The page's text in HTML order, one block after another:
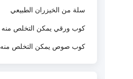
سلة من الخيزران الطبيعي
كوب ورقي يمكن التخلص منه
كوب صوص يمكن التخلص منه